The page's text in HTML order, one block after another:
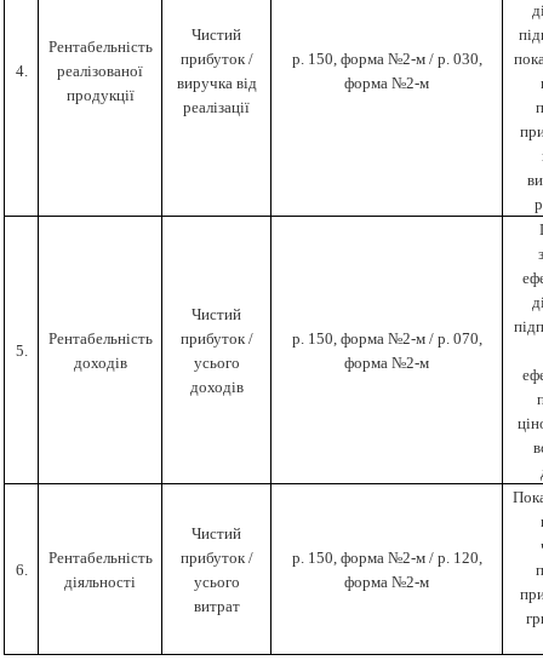
4.
Рентабельність
реалізованої
продукції
Чистий
прибуток /
виручка від
реалізації
р. 150, форма №2-м / р. 030,
форма №2-м
5.
Рентабельність
доходів
Чистий
прибуток /
усього
доходів
р. 150, форма №2-м / р. 070,
форма №2-м
6.
Рентабельність
діяльності
Чистий
прибуток /
усього
витрат
р. 150, форма №2-м / р. 120,
форма №2-м